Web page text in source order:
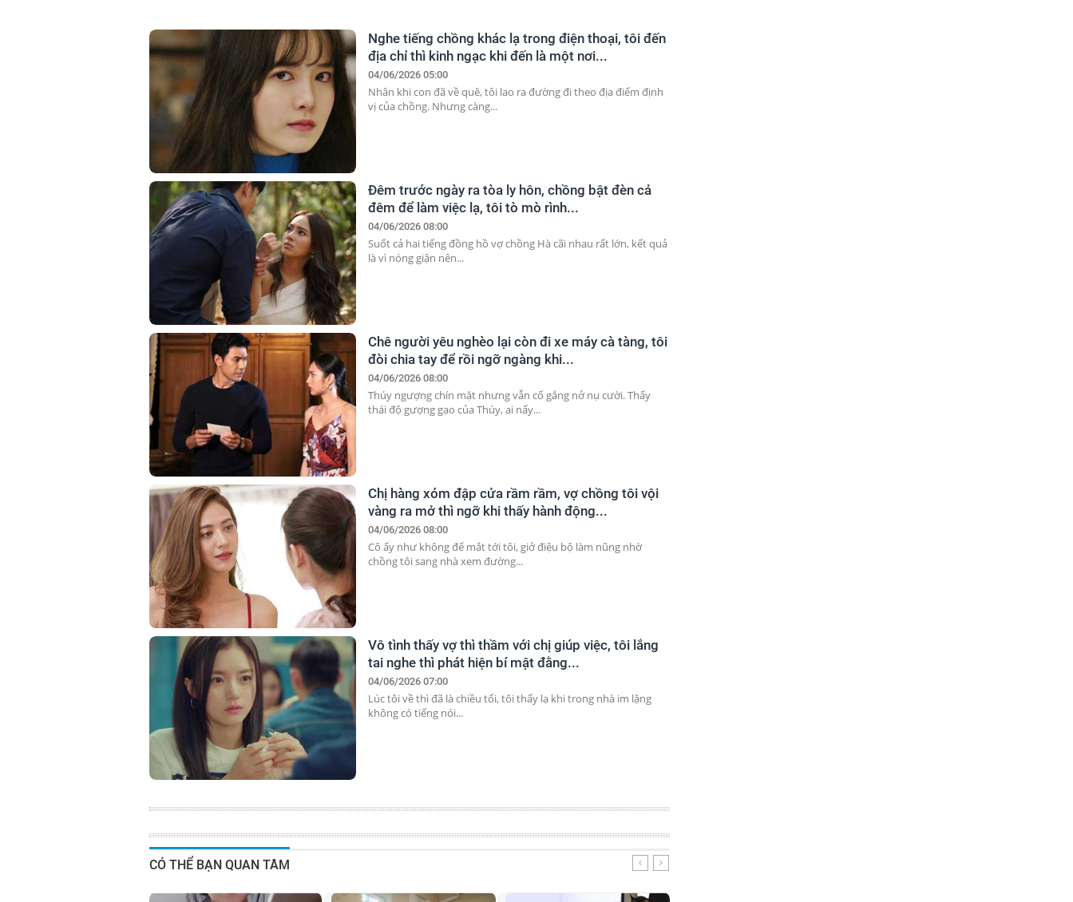
Nghe tiếng chồng khác lạ trong điện thoại, tôi đến
địa chỉ thì kinh ngạc khi đến là một nơi...
04/06/2026 05:00
Nhân khi con đã về quê, tôi lao ra đường đi theo địa điểm định
vị của chồng. Nhưng càng...
Đêm trước ngày ra tòa ly hôn, chồng bật đèn cả
đêm để làm việc lạ, tôi tò mò rình...
04/06/2026 08:00
Suốt cả hai tiếng đồng hồ vợ chồng Hà cãi nhau rất lớn, kết quả
là vì nóng giận nên...
Chê người yêu nghèo lại còn đi xe máy cà tàng, tôi
đòi chia tay để rồi ngỡ ngàng khi...
04/06/2026 08:00
Thúy ngượng chín mặt nhưng vẫn cố gắng nở nụ cười. Thấy
thái độ gượng gạo của Thúy, ai nấy...
Chị hàng xóm đập cửa rầm rầm, vợ chồng tôi vội
vàng ra mở thì ngỡ khi thấy hành động...
04/06/2026 08:00
Cô ấy như không để mắt tới tôi, giở điệu bộ làm nũng nhờ
chồng tôi sang nhà xem đường...
Vô tình thấy vợ thì thầm với chị giúp việc, tôi lắng
tai nghe thì phát hiện bí mật đằng...
04/06/2026 07:00
Lúc tôi về thì đã là chiều tối, tôi thấy lạ khi trong nhà im lặng
không có tiếng nói...
CÓ THỂ BẠN QUAN TÂM